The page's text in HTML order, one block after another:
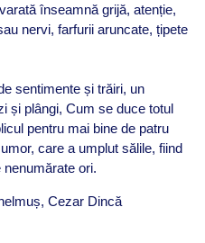
înseamnă grijă, atenție,
nervi, farfurii aruncate, țipete
sentimente și trăiri, un
și plângi, Cum se duce totul
pentru mai bine de patru
care a umplut sălile, fiind
ori.
Cezar Dincă